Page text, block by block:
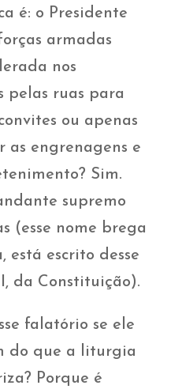
é: o Presidente
armadas
nos
pelas ruas para
ou apenas
as engrenagens e
Sim.
supremo
(esse nome brega
está escrito desse
da Constituição).
falatório se ele
do que a liturgia
Porque é